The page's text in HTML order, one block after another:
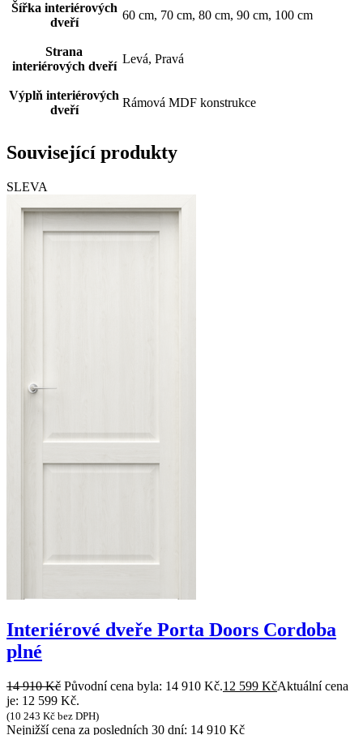
Šířka interiérových
dveří
60 cm, 70 cm, 80 cm, 90 cm, 100 cm
Strana
interiérových dveří
Levá, Pravá
Výplň interiérových
dveří
Rámová MDF konstrukce
Související produkty
SLEVA
Interiérové dveře Porta Doors Cordoba
plné
14 910Kč Původní cena byla: 14 910 Kč.12 599 KčAktuální cena
je: 12 599 Kč.
(10 243 Kč bez DPH)
Nejnižší cena za posledních 30 dní: 14 910 Kč